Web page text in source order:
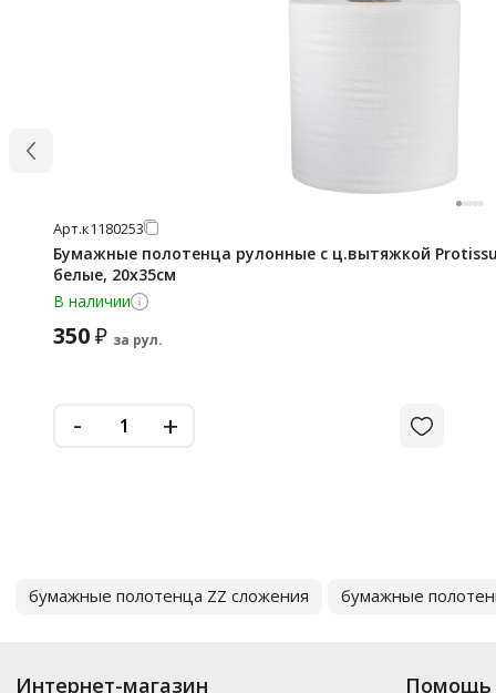
Арт.к1180253
Бумажные полотенца рулонные с ц.вытяжкой
белые, 20х35см
В наличии
350₽ за рул.
- +
бумажные полотенца ZZ сложения бумажные
Интернет-магазин Помощь